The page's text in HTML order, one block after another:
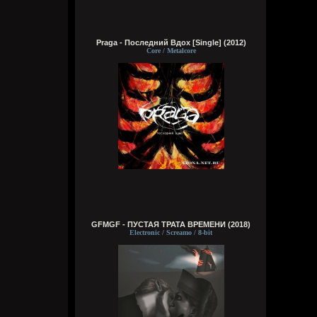
4 августа 2026
Буду дальше сериал смотреть. Хуй на
вас. Водку я ныче не пью. Хули еще
делать, тем более без денег, жду звонка
по работе. Было бы много денег, я бы на
авто путешествовал по стране и
странам снг, но мечтать не вредно
Заработаю, куплю ноут игровой, а то
играть на телефоне уже не во что, да и
Ой бля. Покажи свой широкий кругозор и
свои интересы) помимо эмодрисни, пива
литрами за вечер и задротства в
Wirtuozik
Praga - Последний Вдох [Single] (2012)
Core / Metalcore
GFMGF - ПУСТАЯ ТРАТА ВРЕМЕНИ (2018)
Electronic / Screamo / 8-bit